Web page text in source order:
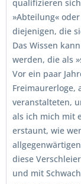
qualifizieren
»Abteilung«
diejenigen, die
Das Wissen
werden, die als
Vor ein paar
Freimaurerloge,
veranstalteten,
als ich mich mit
erstaunt, wie
diese
und mit